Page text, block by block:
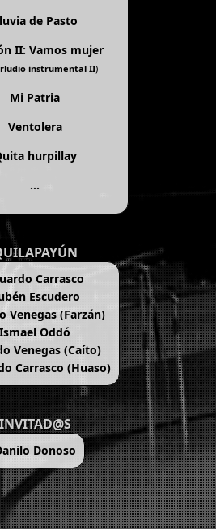
de Pasto
II: Vamos mujer
instrumental II)
Mi Patria
Ventolera
hurpillay
...
Carrasco
Escudero
Venegas (Farzán)
Ismael Oddó
Venegas (Caíto)
Carrasco (Huaso)
INVITAD@S
Donoso